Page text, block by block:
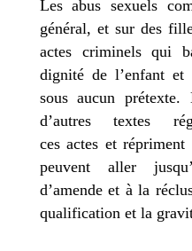
Les abus sexuels
général, et sur des
actes criminels qui
dignité de l’enfant
sous aucun prétexte.
d’autres textes
ces actes et
peuvent aller
d’amende et à la
qualification et la